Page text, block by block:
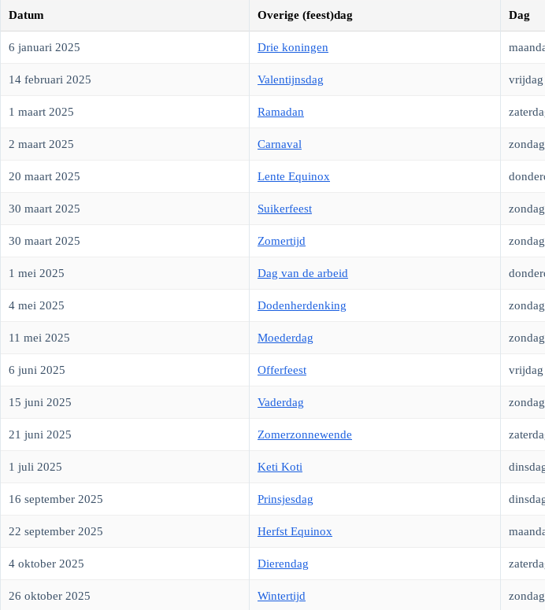
Datum Overige (feest)dag Dag
6 januari 2025 Drie koningen
14 februari 2025 Valentijnsdag vrijdag
1 maart 2025 Ramadan
2 maart 2025 Carnaval zondag
20 maart 2025 Lente Equinox
30 maart 2025 Suikerfeest zondag
30 maart 2025 Zomertijd zondag
1 mei 2025 Dag van de arbeid
4 mei 2025 Dodenherdenking zondag
11 mei 2025 Moederdag zondag
6 juni 2025 Offerfeest vrijdag
15 juni 2025 Vaderdag zondag
21 juni 2025 Zomerzonnewende
1 juli 2025 Keti Koti
16 september 2025 Prinsjesdag
22 september 2025 Herfst Equinox
4 oktober 2025 Dierendag
26 oktober 2025 Wintertijd zondag